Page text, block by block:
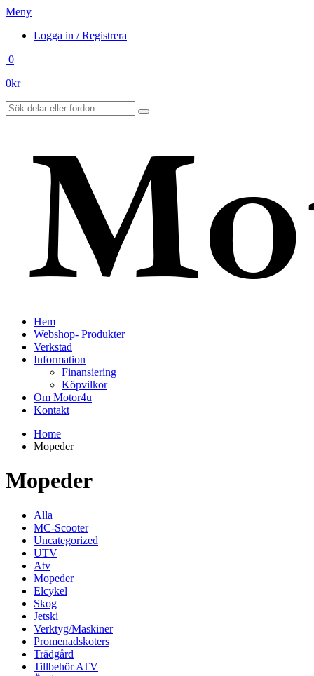
Meny
Logga in / Registrera
0
0kr
Hem
Webshop- Produkter
Verkstad
Information
Finansiering
Köpvilkor
Om Motor4u
Kontakt
Home
Mopeder
Mopeder
Alla
MC-Scooter
Uncategorized
UTV
Atv
Mopeder
Elcykel
Skog
Jetski
Verktyg/Maskiner
Promenadskoters
Trädgård
Tillbehör ATV